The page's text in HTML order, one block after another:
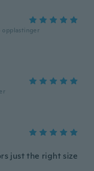
opplastinger
just the right size